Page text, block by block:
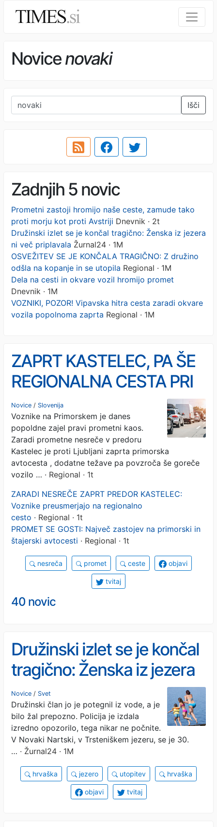
Novicenovaki
Išči
Zadnjih 5 novic
Prometni zastoji hromijo naše ceste, zamude tako
proti morju kot proti Avstriji Dnevnik · 2t
Družinski izlet se je končal tragično: Ženska iz jezera
ni več priplavala Žurnal24 · 1M
OSVEŽITEV SE JE KONČALA TRAGIČNO: Z družino
odšla na kopanje in se utopila Regional · 1M
Dela na cesti in okvare vozil hromijo promet
Dnevnik · 1M
VOZNIKI, POZOR! Vipavska hitra cesta zaradi okvare
vozila popolnoma zaprta Regional · 1M
ZAPRT KASTELEC, PA ŠE
REGIONALNA CESTA PRI
KOZINI: Zaradi gorečega
vozila obvoz čez Italijo
Novice / Slovenija
Voznike na Primorskem je danes
popoldne zajel pravi prometni kaos.
Zaradi prometne nesreče v predoru
Kastelec je proti Ljubljani zaprta primorska
avtocesta , dodatne težave pa povzroča še goreče
vozilo … · Regional · 1t
ZARADI NESREČE ZAPRT PREDOR KASTELEC:
Voznike preusmerjajo na regionalno
cesto · Regional · 1t
PROMET SE GOSTI: Največ zastojev na primorski in
štajerski avtocesti · Regional · 1t
nesreča promet ceste objavi
tvitaj
40 novic
Družinski izlet se je končal
tragično: Ženska iz jezera
ni več priplavala
Novice / Svet
Družinski član jo je potegnil iz vode, a je
bilo žal prepozno. Policija je izdala
izredno opozorilo, tega nikar ne počnite.
V Novaki Nartski, v Trsteniškem jezeru, se je 30.
… · Žurnal24 · 1M
hrvaška jezero utopitev hrvaška
objavi tvitaj